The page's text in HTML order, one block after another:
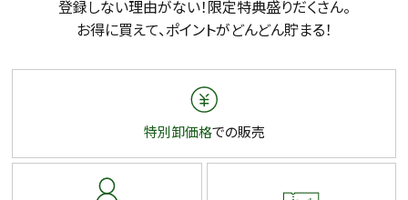
登録しない理由がない！限定特典盛りだくさん。
お得に買えて、ポイントがどんどん貯まる！
特別卸価格での販売